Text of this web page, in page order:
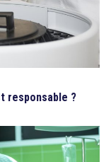
responsable ?